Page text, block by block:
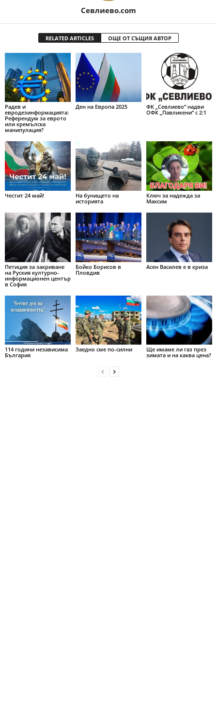
Севлиево.com
RELATED ARTICLES ОЩЕ ОТ СЪЩИЯ АВТОР
Радев и
евродезинформацията:
Референдум за еврото
или кремълска
манипулация?
Ден на Европа 2025
ФК „Севлиево“ надви
ОФК „Павликени“ с 2:1
Честит 24 май!
На бунището на
историята
Ключ за надежда за
Максим
Петиция за закриване
на Руския културно-
информационен център
в София
Бойко Борисов в
Пловдив
Асен Василев е в криза
114 години независима
България
Заедно сме по-силни
Ще имаме ли газ през
зимата и на каква цена?